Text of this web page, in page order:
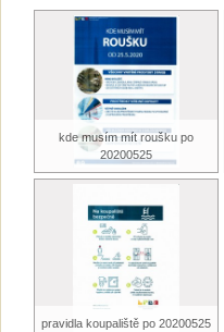
kde musím mít roušku po
20200525
pravidla koupaliště po 20200525